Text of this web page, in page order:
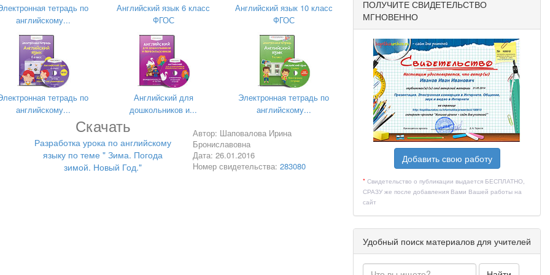
What’s the matter with them?
So, we can start our lesson.
общение.
winter like?
тетрадь по
английскому...
Английский язык 6 класс
ФГОС
Английский язык 10 класс
ФГОС
тетрадь по
английскому...
Английский для
дошкольников и...
Электронная тетрадь по
английскому...
Скачать
Разработка урока по английскому
языку по теме " Зима. Погода
зимой. Новый Год."
Автор: Шаповалова Ирина
Брониславовна
Дата: 26.01.2016
Номер свидетельства: 283080
ПОЛУЧИТЕ СВИДЕТЕЛЬСТВО
МГНОВЕННО
Добавить свою работу
* Свидетельство о публикации выдается БЕСПЛАТНО,
СРАЗУ же после добавления Вами Вашей работы на
сайт
Удобный поиск материалов для учителей